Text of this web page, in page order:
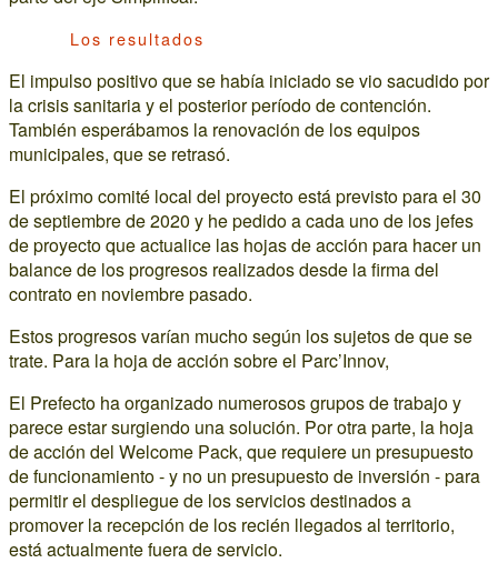
Los resultados
El impulso positivo que se había iniciado se vio sacudido por
la crisis sanitaria y el posterior período de contención.
También esperábamos la renovación de los equipos
municipales, que se retrasó.
El próximo comité local del proyecto está previsto para el 30
de septiembre de 2020 y he pedido a cada uno de los jefes
de proyecto que actualice las hojas de acción para hacer un
balance de los progresos realizados desde la firma del
contrato en noviembre pasado.
Estos progresos varían mucho según los sujetos de que se
trate. Para la hoja de acción sobre el Parc’Innov,
El Prefecto ha organizado numerosos grupos de trabajo y
parece estar surgiendo una solución. Por otra parte, la hoja
de acción del Welcome Pack, que requiere un presupuesto
de funcionamiento - y no un presupuesto de inversión - para
permitir el despliegue de los servicios destinados a
promover la recepción de los recién llegados al territorio,
está actualmente fuera de servicio.